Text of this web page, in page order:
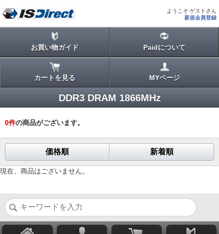
ようこそ ゲストさん
新規会員登録
お買い物ガイド Paidについて
カートを見る MYページ
DDR3 DRAM 1866MHz
0件の商品がございます。
価格順 新着順
現在、商品はございません。